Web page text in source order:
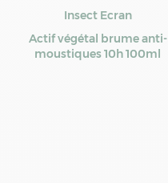
Insect Ecran
Actif végétal brume anti-
moustiques 10h 100ml